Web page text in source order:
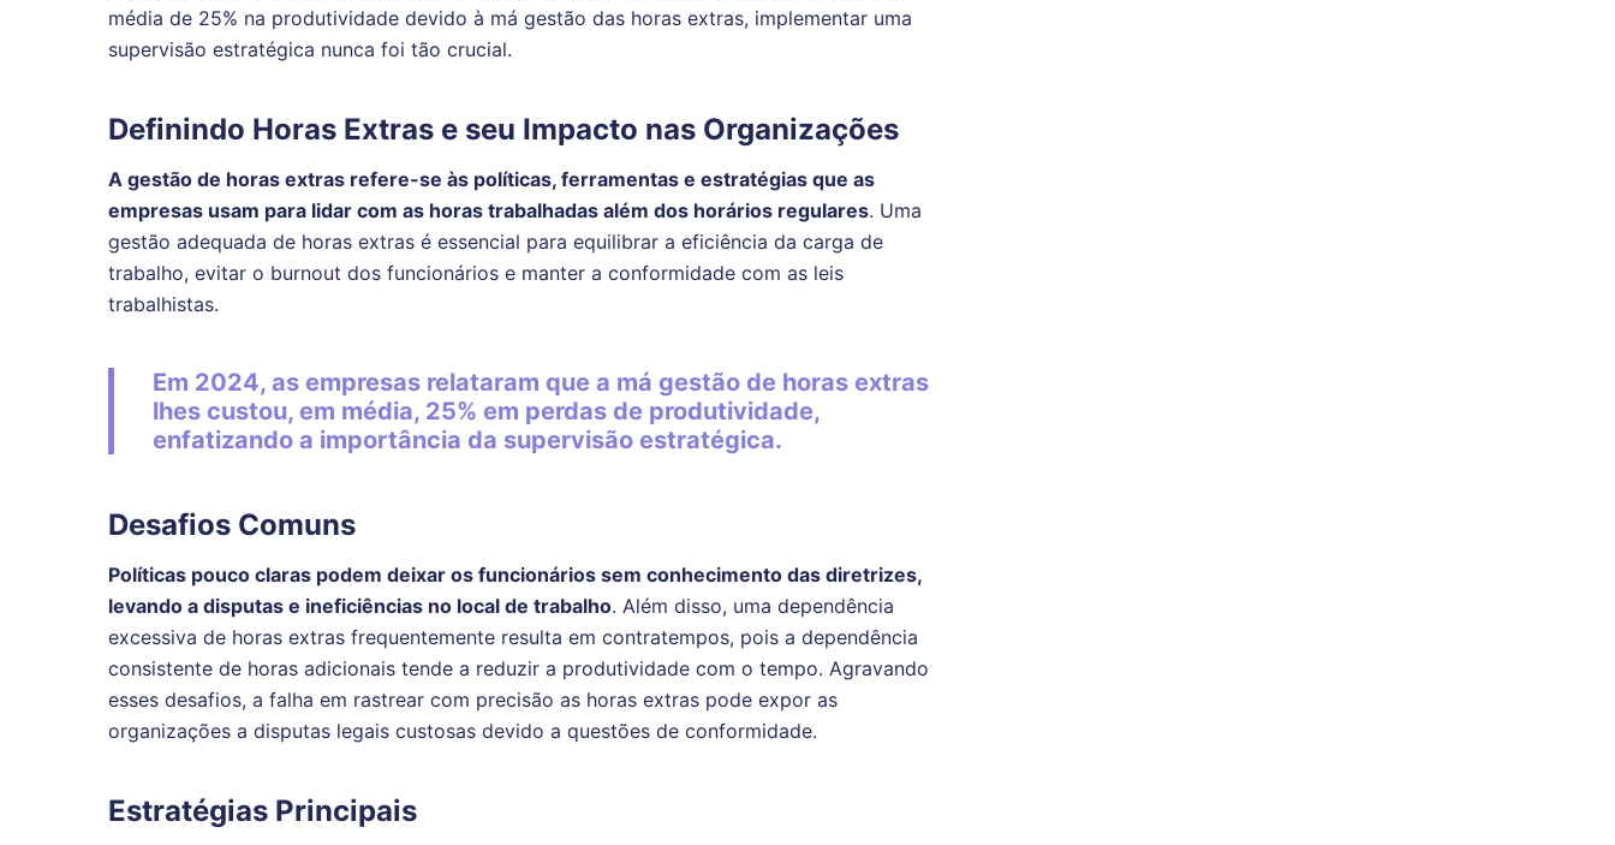
média de 25% na produtividade devido à má gestão das horas extras, implementar uma
supervisão estratégica nunca foi tão crucial.
Definindo Horas Extras e seu Impacto nas Organizações
A gestão de horas extras refere-se às políticas, ferramentas e estratégias que as
empresas usam para lidar com as horas trabalhadas além dos horários regulares. Uma
gestão adequada de horas extras é essencial para equilibrar a eficiência da carga de
trabalho, evitar o burnout dos funcionários e manter a conformidade com as leis
trabalhistas.
Em 2024, as empresas relataram que a má gestão de horas extras
lhes custou, em média, 25% em perdas de produtividade,
enfatizando a importância da supervisão estratégica.
Desafios Comuns
Políticas pouco claras podem deixar os funcionários sem conhecimento das diretrizes,
levando a disputas e ineficiências no local de trabalho. Além disso, uma dependência
excessiva de horas extras frequentemente resulta em contratempos, pois a dependência
consistente de horas adicionais tende a reduzir a produtividade com o tempo. Agravando
esses desafios, a falha em rastrear com precisão as horas extras pode expor as
organizações a disputas legais custosas devido a questões de conformidade.
Estratégias Principais